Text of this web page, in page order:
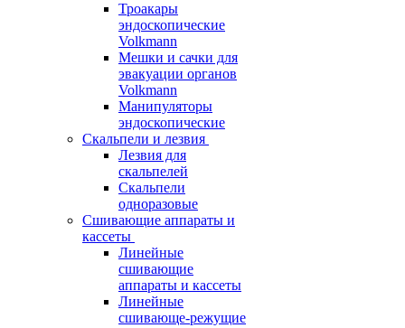
Троакары
эндоскопические
Volkmann
Мешки и сачки для
эвакуации органов
Volkmann
Манипуляторы
эндоскопические
Скальпели и лезвия
Лезвия для
скальпелей
Скальпели
одноразовые
Сшивающие аппараты и
кассеты
Линейные
сшивающие
аппараты и кассеты
Линейные
сшивающе-режущие